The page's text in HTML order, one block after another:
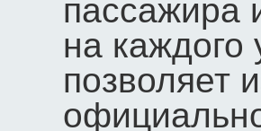
пассажира
на каждого
позволяет